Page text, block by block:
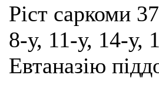
Ріст саркоми
8-у, 11-у, 14-у,
Евтаназію